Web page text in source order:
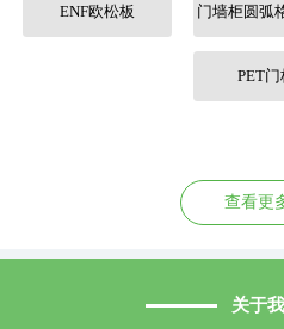
ENF欧松板 门墙柜圆弧
PET门
查看更
关于
人才招聘